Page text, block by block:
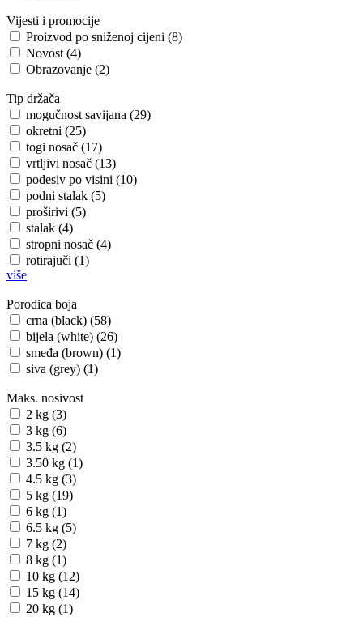
Vijesti i promocije
Proizvod po sniženoj cijeni (8)
Novost (4)
Obrazovanje (2)
Tip držača
mogučnost savijana (29)
okretni (25)
togi nosač (17)
vrtljivi nosač (13)
podesiv po visini (10)
podni stalak (5)
proširivi (5)
stalak (4)
stropni nosač (4)
rotirajuči (1)
više
Porodica boja
crna (black) (58)
bijela (white) (26)
smeđa (brown) (1)
siva (grey) (1)
Maks. nosivost
2 kg (3)
3 kg (6)
3.5 kg (2)
3.50 kg (1)
4.5 kg (3)
5 kg (19)
6 kg (1)
6.5 kg (5)
7 kg (2)
8 kg (1)
10 kg (12)
15 kg (14)
20 kg (1)